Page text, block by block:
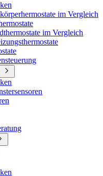
im Vergleich
im Vergleich